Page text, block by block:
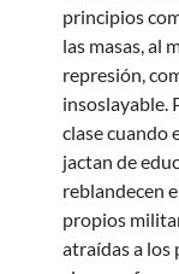
principios
las masas, al
represión,
insoslayable.
clase cuando
jactan de
reblandecen
propios
atraídas a los